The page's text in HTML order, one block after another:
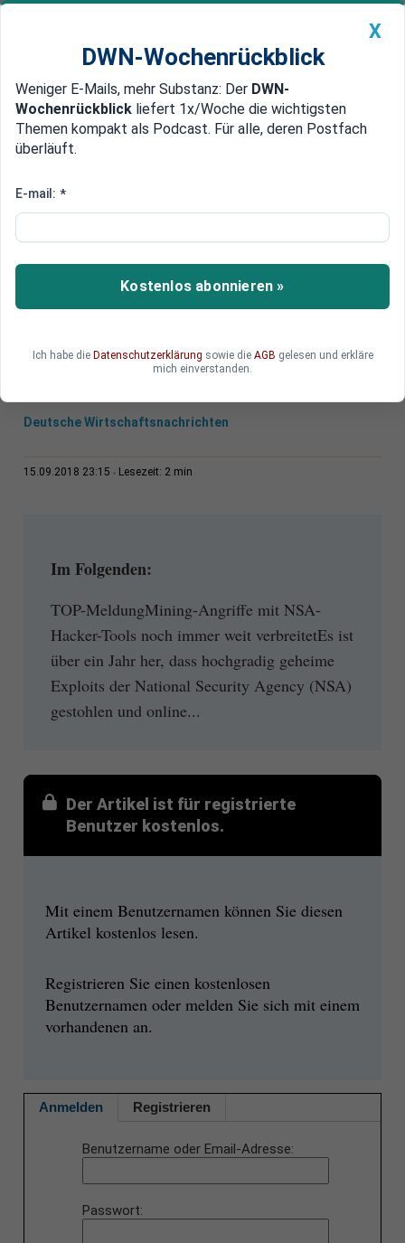
Newsticker MEIN DWN: Geldanlage Premium
Edelmetalle DWN-Magazin China
Blockchain-Monitor vom 15. September
NSA-Tools sind weltweit weiter
im Einsatz
Die NSA-Hacker-Software, die 2017 gestohlen
Deutsche Wirtschaftsnachrichten
15.09.2018 23:15 Lesezeit: 2 min
Im Folgenden:
TOP-MeldungMining-Angriffe mit NSA-
Hacker-Tools noch immer weit verbreitetEs ist
über ein Jahr her, dass hochgradig geheime
Exploits der National Security Agency (NSA)
gestohlen und online...
Der Artikel ist für registrierte
Benutzer kostenlos.
Mit einem Benutzernamen können Sie diesen
Artikel kostenlos lesen.
Registrieren Sie einen kostenlosen
Benutzernamen oder melden Sie sich mit einem
vorhandenen an.
Anmelden Registrieren
Benutzername oder Email-Adresse
Passwort
X
DWN-Wochenrückblick
Weniger E-Mails, mehr Substanz: Der DWN-
Wochenrückblick liefert 1x/Woche die wichtigsten
Themen kompakt als Podcast. Für alle, deren Postfach
überläuft.
E-mail: *
Kostenlos abonnieren »
Ich habe die Datenschutzerklärung sowie die AGB gelesen und erkläre
mich einverstanden.